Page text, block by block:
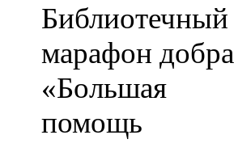
Библиотечный
марафон добра
«Большая
помощь